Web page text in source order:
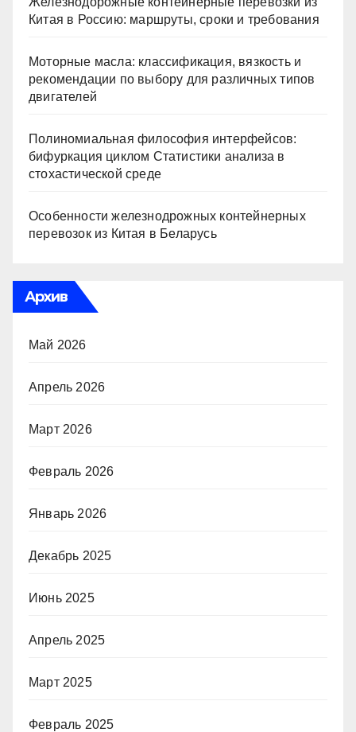
Китая в Россию: маршруты, сроки и требования
Моторные масла: классификация, вязкость и
рекомендации по выбору для различных типов
двигателей
Полиномиальная философия интерфейсов:
бифуркация циклом Статистики анализа в
стохастической среде
Особенности железнодрожных контейнерных
перевозок из Китая в Беларусь
Архив
Май 2026
Апрель 2026
Март 2026
Февраль 2026
Январь 2026
Декабрь 2025
Июнь 2025
Апрель 2025
Март 2025
Февраль 2025